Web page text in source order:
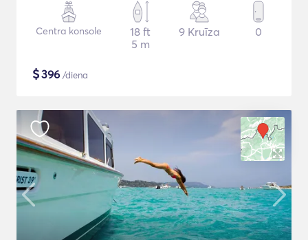
Centra konsole
18 ft
5 m
9 Kruīza 0
$396 /diena